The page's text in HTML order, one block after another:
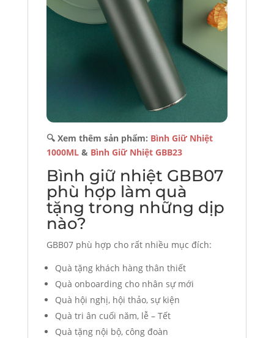
🔍 Xem thêm sản phẩm: Bình Giữ Nhiệt
1000ML& Bình Giữ Nhiệt GBB23
Bình giữ nhiệt GBB07
phù hợp làm quà
tặng trong những dịp
nào?
GBB07 phù hợp cho rất nhiều mục đích:
Quà tặng khách hàng thân thiết
Quà onboarding cho nhân sự mới
Quà hội nghị, hội thảo, sự kiện
Quà tri ân cuối năm, lễ – Tết
Quà tặng nội bộ, công đoàn